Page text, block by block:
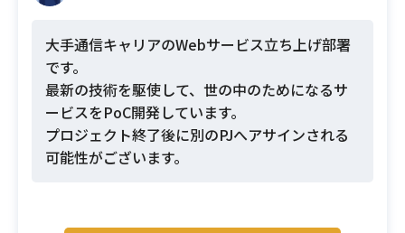
大手通信キャリアのWebサービス立ち上げ部署
です。
最新の技術を駆使して、世の中のためになるサ
ービスをPoC開発しています。
プロジェクト終了後に別のPJへアサインされる
可能性がございます。